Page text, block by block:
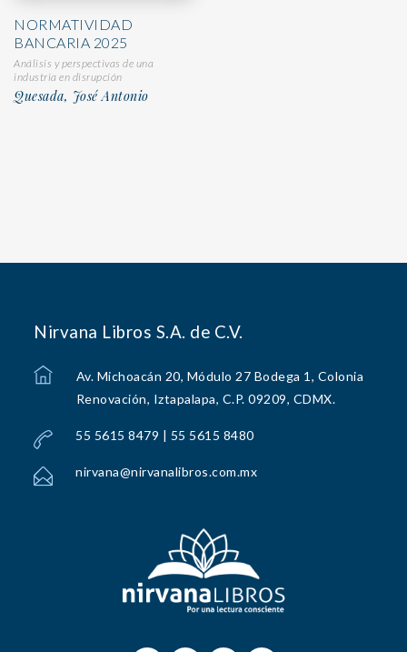
NORMATIVIDAD
BANCARIA 2025
Análisis y perspectivas de una
industria en disrupción
Quesada, José Antonio
Nirvana Libros S.A. de C.V.
Av. Michoacán 20, Módulo 27 Bodega 1, Colonia
Renovación, Iztapalapa, C.P. 09209, CDMX.
55 5615 8479 | 55 5615 8480
nirvana@nirvanalibros.com.mx